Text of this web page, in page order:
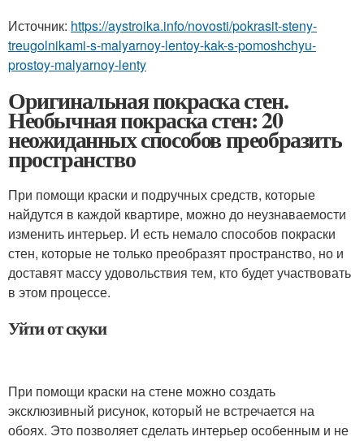
Источник: https://aystroika.info/novosti/pokrasit-steny-
treugolnikami-s-malyarnoy-lentoy-kak-s-pomoshchyu-
prostoy-malyarnoy-lenty
Оригинальная покраска стен.
Необычная покраска стен: 20
неожиданных способов преобразить
пространство
При помощи краски и подручных средств, которые
найдутся в каждой квартире, можно до неузнаваемости
изменить интерьер. И есть немало способов покраски
стен, которые не только преобразят пространство, но и
доставят массу удовольствия тем, кто будет участвовать
в этом процессе.
Уйти от скуки
При помощи краски на стене можно создать
эксклюзивный рисунок, который не встречается на
обоях. Это позволяет сделать интерьер особенным и не